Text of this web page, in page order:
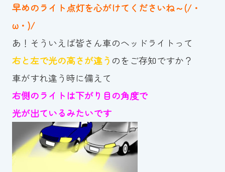
Tel.098-863-7264
平日 9:00～22:00｜土祝 9:00～21:00
メールでお問い合わせ
スイミングスクールの
体験申し込みはこちら!
早めのライト点灯を心がけてくださいね～(/・
ω・)/
あ！そういえば皆さん車のヘッドライトって
右と左で光の高さが違う のをご存知ですか？
車がすれ違う時に備えて
右側のライトは下がり目の角度で
光が出ているみたいです